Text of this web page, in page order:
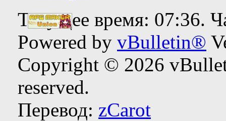
Текущее время: 07:36.
Powered by vBulletin®
Copyright © 2026
reserved.
Перевод: zCarot